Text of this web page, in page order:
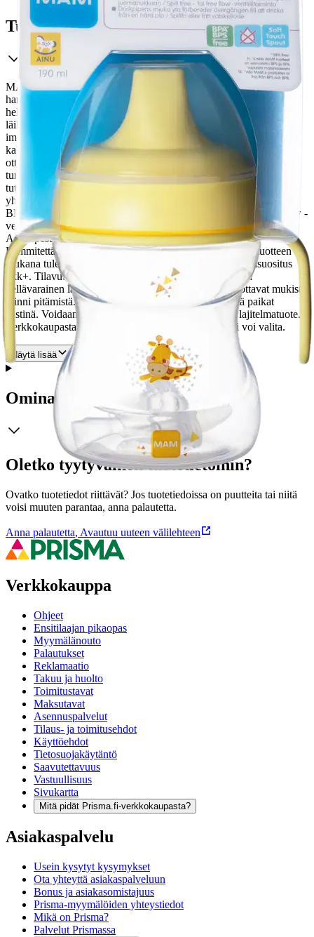
Tuotekuvaus
MAM Learn to Drink Cup on ihanteellinen ensimuki vauvan
harjoitellessa itsenäistä juomista. Mukin pehmeä juomanokka
helpottaa siirtymistä pullosta tai rinnasta mukiin. Tiivis ja
läikkymätön rakenne varmistaa, että nestettä tulee vain lapsen
imiessä, mikä tekee juomisesta rauhallista ja siistiä. Ergonomiset
kahvat on suunniteltu pienille käsille sopiviksi, ja muki on helppo
ottaa mukaan myös matkalle.
MAM tarjoaa korkealaatuisia ja
turvallisia tuotteita, joita on kehitetty jo 50 vuoden ajan tieteellisen
tutkimuksen ja lääketieteellisen asiantuntemuksen pohjalta tiiviissä
yhteistyössä vanhempien kanssa. Kaikki MAM tuotteet ovat
BPA/BPS vapaita. Käyttöohjeet Mukissa on spill free- tai free flow -
venttiilitoiminto. Irrota kaikki osat ennen puhdistusta.
Astianpesukoneen, max 65 astetta ja mikron kestävä.
Lämmitettäessä mikrossa tulee kansi ottaa pois. Noudata tuotteen
mukana tulevaa käyttöohjetta. Tuotteen ominaisuudet Ikäsuositus
6kk+. Tilavuus 190 ml. Pehmeä ja tiivis juomanokka on
hellävarainen lapsen suulle. Ergonomiset kahvat helpottavat mukista
kiinni pitämistä. Läikkymätön venttiilimekanismi pitää paikat
siistinä. Voidaan pestä astianpesukoneessa. Tuote on lajitelmatuote.
Verkkokaupasta tilattaessa tuotteen väriä tai kuosia ei voi valita.
Näytä lisää tuotekuvausta
Ominaisuudet
Oletko tyytyväinen tuotetietoihin?
Ovatko tuotetiedot riittävät? Jos tuotetiedoissa on puutteita tai niitä
voisi muuten parantaa, anna palautetta.
Anna palautetta, Avautuu uuteen välilehteen
Verkkokauppa
Ohjeet
Ensitilaajan pikaopas
Myymälänouto
Palautukset
Reklamaatio
Takuu ja huolto
Toimitustavat
Maksutavat
Asennuspalvelut
Tilaus- ja toimitusehdot
Käyttöehdot
Tietosuojakäytäntö
Saavutettavuus
Vastuullisuus
Sivukartta
Mitä pidät Prisma.fi-verkkokaupasta?
Asiakaspalvelu
Usein kysytyt kysymykset
Ota yhteyttä asiakaspalveluun
Bonus ja asiakasomistajuus
Prisma-myymälöiden yhteystiedot
Mikä on Prisma?
Palvelut Prismassa